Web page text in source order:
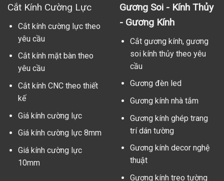
Cắt Kính Cường Lực
Cắt kính cường lực theo
yêu cầu
Cắt kính mặt bàn theo
yêu cầu
Cắt kính CNC theo thiết
kế
Giá kính cường lực
Giá kính cường lực 8mm
Giá kính cường lực
10mm
Gương Soi - Kính Thủy
- Gương Kính
Cắt gương kính, gương
soi kính thủy theo yêu
cầu
Gương đèn led
Gương kính nhà tắm
Gương kính ghép trang
trí dán tường
Gương kính decor nghệ
thuật
Gương kính treo tường